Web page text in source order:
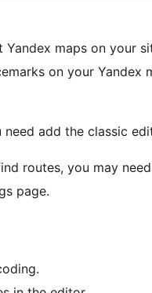
maps on your
on your Yandex
need add the classic
routes, you may
page.